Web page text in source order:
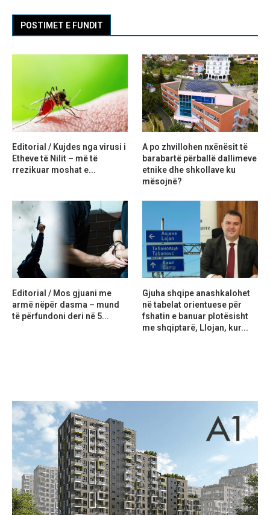
POSTIMET E FUNDIT
Editorial / Kujdes nga virusi i
Etheve të Nilit – më të
rrezikuar moshat e...
A po zhvillohen nxënësit të
barabartë përballë dallimeve
etnike dhe shkollave ku
mësojnë?
Editorial / Mos gjuani me
armë nëpër dasma – mund
të përfundoni deri në 5...
Gjuha shqipe anashkalohet
në tabelat orientuese për
fshatin e banuar plotësisht
me shqiptarë, Llojan, kur...